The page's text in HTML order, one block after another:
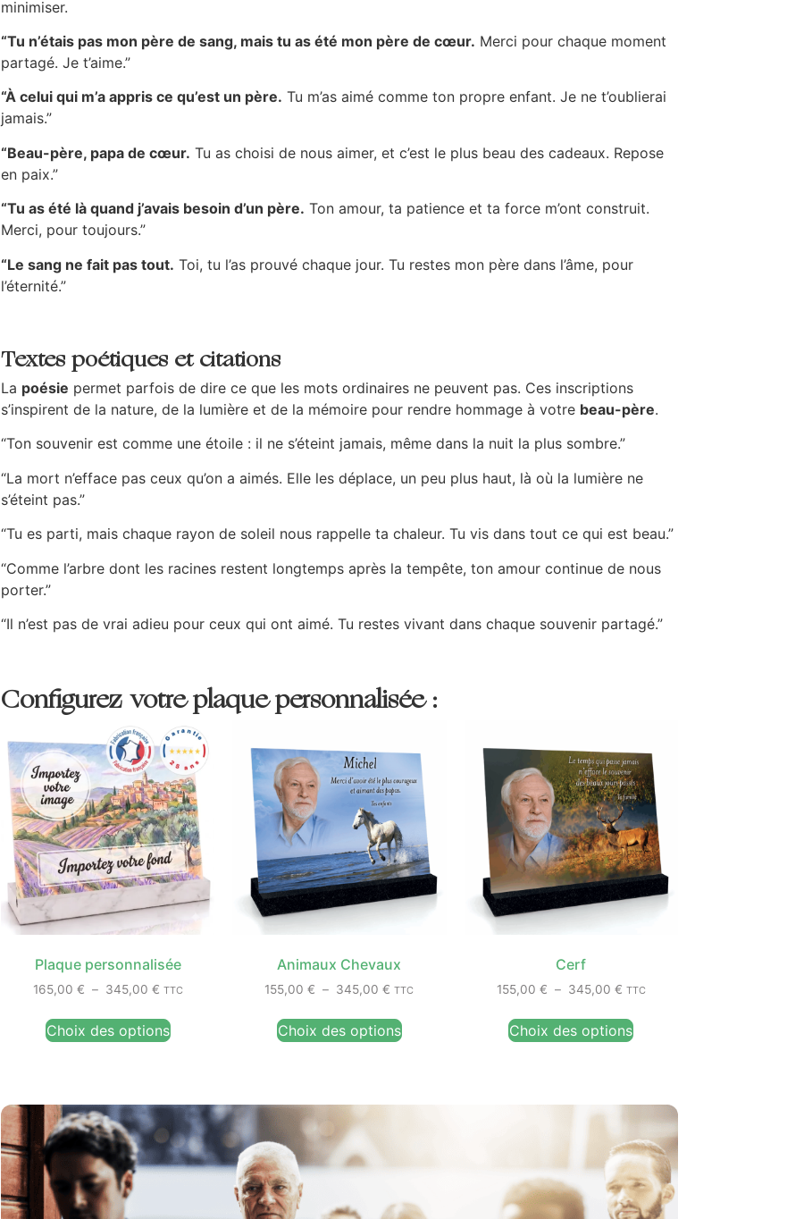
minimiser.
“Tu n’étais pas mon père de sang, mais tu as été mon père de cœur. Merci pour chaque moment
partagé. Je t’aime.”
“À celui qui m’a appris ce qu’est un père. Tu m’as aimé comme ton propre enfant. Je ne t’oublierai
jamais.”
“Beau-père, papa de cœur. Tu as choisi de nous aimer, et c’est le plus beau des cadeaux. Repose
en paix.”
“Tu as été là quand j’avais besoin d’un père. Ton amour, ta patience et ta force m’ont construit.
Merci, pour toujours.”
“Le sang ne fait pas tout. Toi, tu l’as prouvé chaque jour. Tu restes mon père dans l’âme, pour
l’éternité.”
Textes poétiques et citations
La poésie permet parfois de dire ce que les mots ordinaires ne peuvent pas. Ces inscriptions
s’inspirent de la nature, de la lumière et de la mémoire pour rendre hommage à votre beau-père.
“Ton souvenir est comme une étoile : il ne s’éteint jamais, même dans la nuit la plus sombre.”
“La mort n’efface pas ceux qu’on a aimés. Elle les déplace, un peu plus haut, là où la lumière ne
s’éteint pas.”
“Tu es parti, mais chaque rayon de soleil nous rappelle ta chaleur. Tu vis dans tout ce qui est beau.”
“Comme l’arbre dont les racines restent longtemps après la tempête, ton amour continue de nous
porter.”
“Il n’est pas de vrai adieu pour ceux qui ont aimé. Tu restes vivant dans chaque souvenir partagé.”
Configurez votre plaque personnalisée :
Plaque personnalisée
165,00 € – 345,00 € TTC
Choix des options
Animaux Chevaux
155,00€ – 345,00€ TTC
Choix des options
Cerf
155,00 € – 345,00 € TTC
Choix des options